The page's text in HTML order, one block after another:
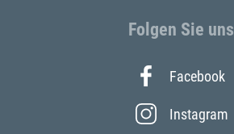
Folgen Sie uns
Facebook
Instagram